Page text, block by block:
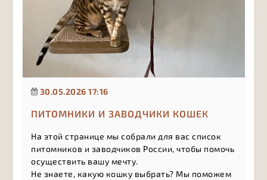
30.05.2026 17:16
ПИТОМНИКИ И ЗАВОДЧИКИ КОШЕК
На этой странице мы собрали для вас список
питомников и заводчиков России, чтобы помочь
осуществить вашу мечту.
Не знаете, какую кошку выбрать? Мы поможем